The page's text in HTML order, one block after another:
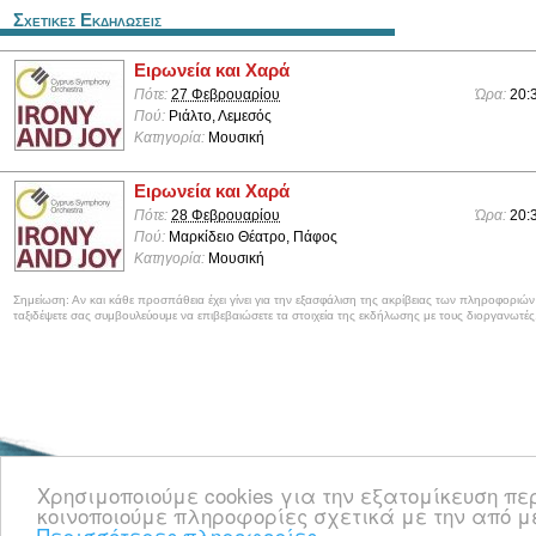
Χρησιμοποιούμε cookies για την εξατομίκευση
κοινοποιούμε πληροφορίες σχετικά με την από
Σχετικες Εκδηλωσεις
Ειρωνεία και Χαρά
Πότε: 27 Φεβρουαρίου Ώρα:
Πού: Ριάλτο, Λεμεσός
Κατηγορία: Μουσική
Ειρωνεία και Χαρά
Πότε: 28 Φεβρουαρίου Ώρα:
Πού: Μαρκίδειο Θέατρο, Πάφος
Κατηγορία: Μουσική
Σημείωση: Αν και κάθε προσπάθεια έχει γίνει για την εξασφάλιση της ακρίβειας των
ταξιδέψετε σας συμβουλεύουμε να επιβεβαιώσετε τα στοιχεία της εκδήλωσης με τους διοργανωτές.
κοινωνικές, μουσικές και όλες τις άλλες εκδηλώσεις στην Κύπρο.